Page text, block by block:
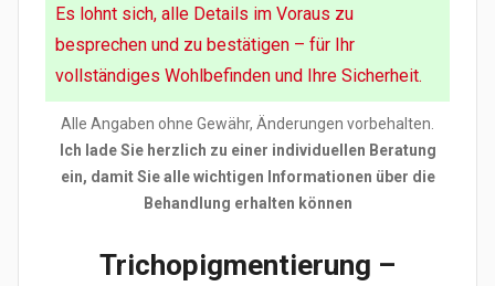
Es lohnt sich, alle Details im Voraus zu
besprechen und zu bestätigen – für Ihr
vollständiges Wohlbefinden und Ihre Sicherheit.
Alle Angaben ohne Gewähr, Änderungen vorbehalten.
Ich lade Sie herzlich zu einer individuellen Beratung
ein, damit Sie alle wichtigen Informationen über die
Behandlung erhalten können
Trichopigmentierung –